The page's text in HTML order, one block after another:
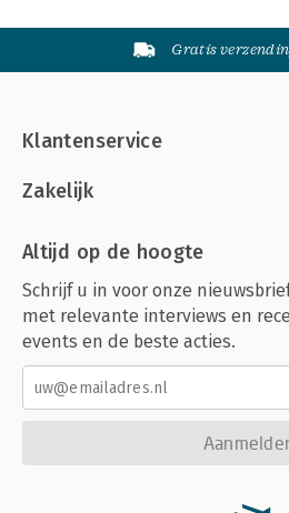
Gratis
Klantenservice
Zakelijk
Altijd op de hoogte
Schrijf u in voor onze
met relevante interviews en
events en de beste acties.